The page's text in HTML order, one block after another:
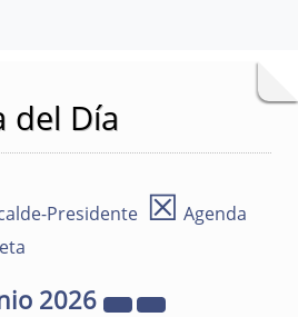
del Día
Presidente ☒ Agenda
2026